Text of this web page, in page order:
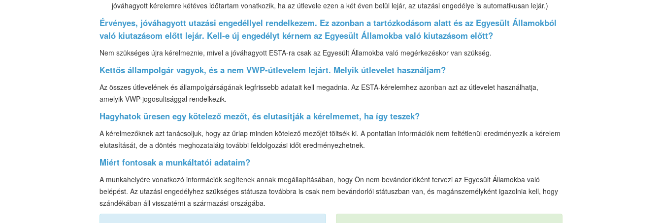
jóváhagyott kérelemre kétéves időtartam vonatkozik, ha az útlevele ezen a két éven belül lejár, az utazási engedélye is automatikusan lejár.)
Érvényes, jóváhagyott utazási engedéllyel rendelkezem. Ez azonban a tartózkodásom alatt és az Egyesült Államokból
való kiutazásom előtt lejár. Kell-e új engedélyt kérnem az Egyesült Államokba való kiutazásom előtt?
Nem szükséges újra kérelmeznie, mivel a jóváhagyott ESTA-ra csak az Egyesült Államokba való megérkezéskor van szükség.
Kettős állampolgár vagyok, és a nem VWP-útlevelem lejárt. Melyik útlevelet használjam?
Az összes útlevelének és állampolgárságának legfrissebb adatait kell megadnia. Az ESTA-kérelemhez azonban azt az útlevelet használhatja,
amelyik VWP-jogosultsággal rendelkezik.
Hagyhatok üresen egy kötelező mezőt, és elutasítják a kérelmemet, ha így teszek?
A kérelmezőknek azt tanácsoljuk, hogy az űrlap minden kötelező mezőjét töltsék ki. A pontatlan információk nem feltétlenül eredményezik a kérelem
elutasítását, de a döntés meghozataláig további feldolgozási időt eredményezhetnek.
Miért fontosak a munkáltatói adataim?
A munkahelyére vonatkozó információk segítenek annak megállapításában, hogy Ön nem bevándorlóként tervezi az Egyesült Államokba való
belépést. Az utazási engedélyhez szükséges státusza továbbra is csak nem bevándorlói státuszban van, és magánszemélyként igazolnia kell, hogy
szándékában áll visszatérni a származási országába.